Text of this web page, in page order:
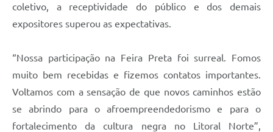
coletivo, a receptividade do público e dos demais
expositores superou as expectativas.
“Nossa participação na Feira Preta foi surreal. Fomos
muito bem recebidas e fizemos contatos importantes.
Voltamos com a sensação de que novos caminhos estão
se abrindo para o afroempreendedorismo e para o
fortalecimento da cultura negra no Litoral Norte”,